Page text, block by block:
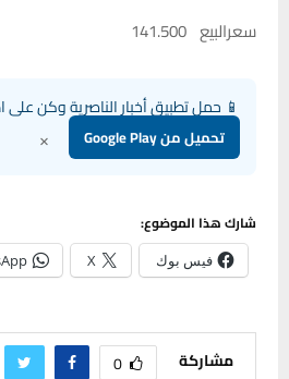
سعرالبيع 141.500
📱 حمل تطبيق أخبار الناصرية وكن على
تحميل من Google Play ×
شارك هذا الموضوع:
فيس بوك X
مشاركة 0